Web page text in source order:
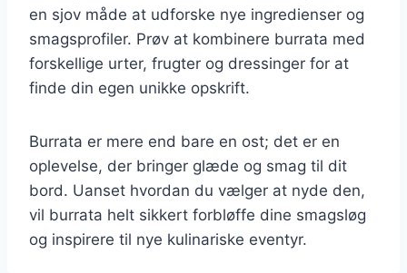
en sjov måde at udforske nye ingredienser og
smagsprofiler. Prøv at kombinere burrata med
forskellige urter, frugter og dressinger for at
finde din egen unikke opskrift.
Burrata er mere end bare en ost; det er en
oplevelse, der bringer glæde og smag til dit
bord. Uanset hvordan du vælger at nyde den,
vil burrata helt sikkert forbløffe dine smagsløg
og inspirere til nye kulinariske eventyr.